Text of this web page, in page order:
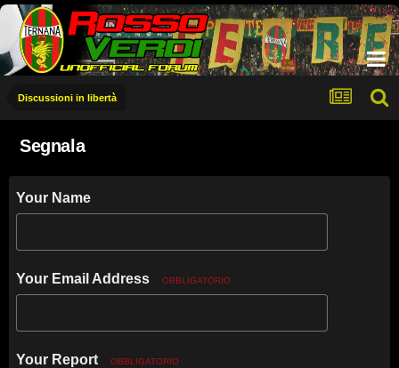
Discussioni in libertà
Segnala
Your Name
Your Email Address OBBLIGATORIO
Your Report OBBLIGATORIO